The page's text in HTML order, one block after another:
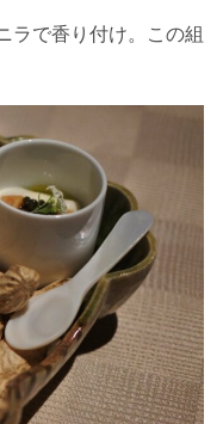
ラで香り付け。この組